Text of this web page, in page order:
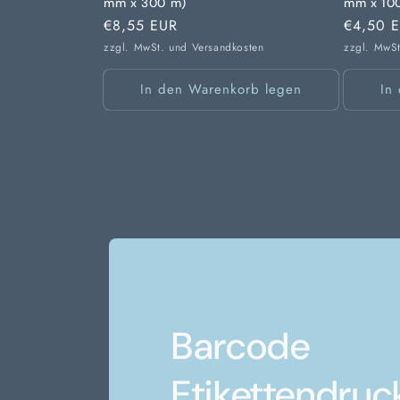
Normaler
Preis
€8,55 EUR
zzgl. MwSt. und Versandkosten
In den Warenkorb legen
Preis
€4,50
zzgl.
In
Barcode